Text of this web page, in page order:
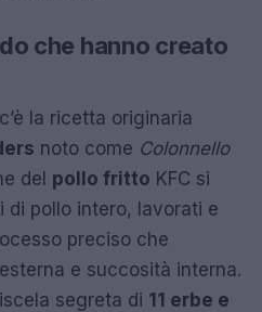
che hanno creato
la ricetta originaria
noto come Colonnello
del pollo fritto KFC si
di pollo intero, lavorati e
preciso che
e succosità interna.
segreta di 11 erbe e